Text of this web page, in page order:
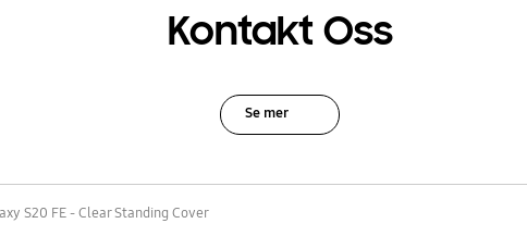
Kontakt Oss
Se mer
S20 FE - Clear Standing Cover